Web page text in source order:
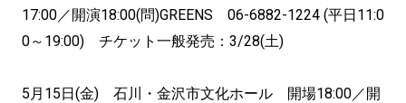
17:00／開演18:00(問)GREENS 06-6882-1224 (平日11:0
0～19:00) チケット一般発売：3/28(土)
5月15日(金) 石川・金沢市文化ホール 開場18:00／開